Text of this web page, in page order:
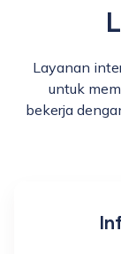
Layanan
untuk
bekerja